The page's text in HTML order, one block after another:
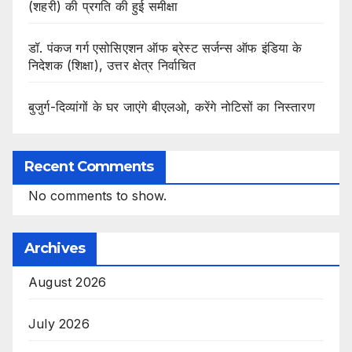
(शहरी) की प्रगति की हुई समीक्षा
डॉ. पंकज गर्ग एसोसिएशन ऑफ ब्रेस्ट सर्जन्स ऑफ इंडिया के
निदेशक (शिक्षा), उत्तर क्षेत्र निर्वाचित
बुजुर्ग-दिव्यांगों के घर जाएंगे बीएलओ, करेंगे नोटिसों का निस्तारण
Recent Comments
No comments to show.
Archives
August 2026
July 2026